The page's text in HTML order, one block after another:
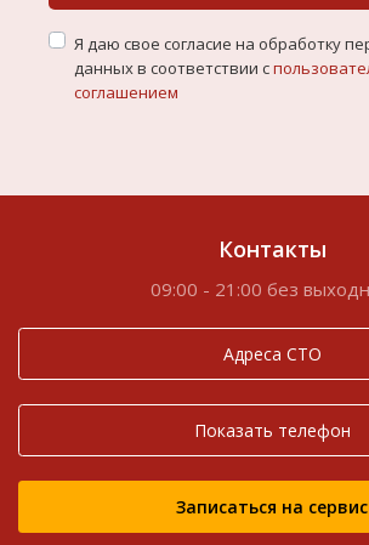
Я даю свое согласие на обработку
данных в соответствии с
соглашением
Контакты
09:00 - 21:00 без
Адреса СТО
Показать телефон
Записаться на сервис